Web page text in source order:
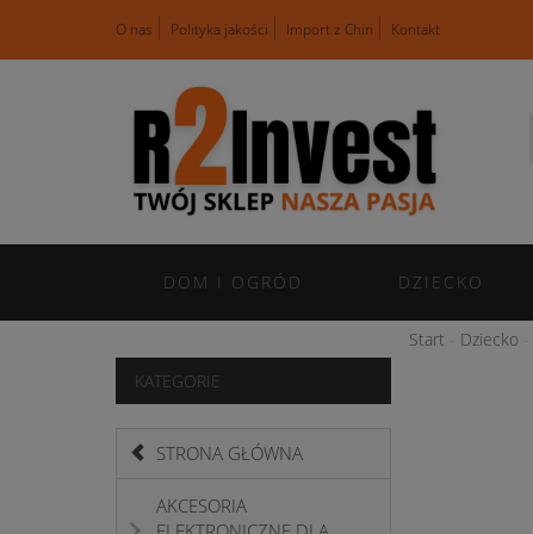
O nas Polityka jakości Import z Chin Kontakt
DOM I OGRÓD DZIECKO
Start Dziecko
KATEGORIE
STRONA GŁÓWNA
AKCESORIA